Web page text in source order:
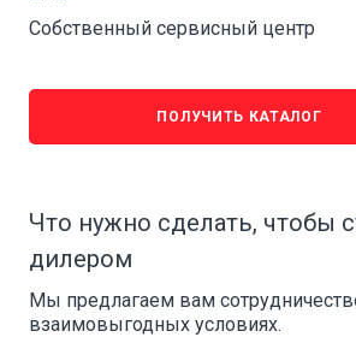
Собственный сервисный центр
ПОЛУЧИТЬ КАТАЛОГ
Что нужно сделать, чтобы
дилером
Мы предлагаем вам
взаимовыгодных условиях.